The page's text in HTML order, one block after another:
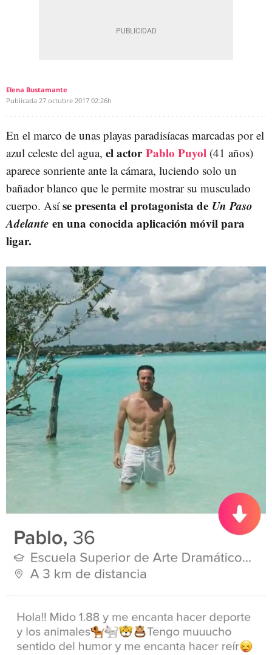
Elena Bustamante
Publicada 27 octubre 2017 02:26h
En el marco de unas playas paradisíacas marcadas por el
azul celeste del agua, el actorPablo Puyol (41 años)
aparece sonriente ante la cámara, luciendo solo un
bañador blanco que le permite mostrar su musculado
cuerpo. Asíse presenta el protagonista de Un Paso
Adelante en una conocida aplicación móvil para
ligar.